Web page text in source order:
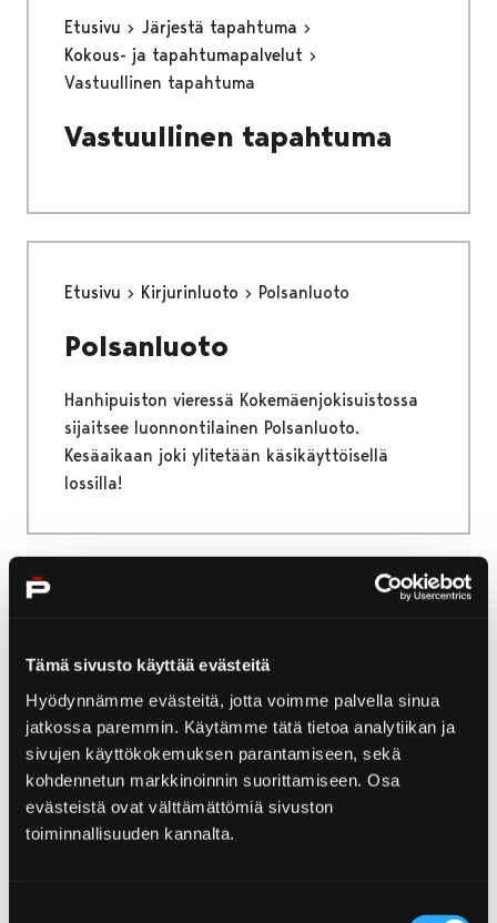
Tämä sivusto käyttää evästeitä
Hyödynnämme evästeitä, jotta voimme palvella sinua
jatkossa paremmin. Käytämme tätä tietoa analytiikan ja
sivujen käyttökokemuksen parantamiseen, sekä
kohdennetun markkinoinnin suorittamiseen. Osa
evästeistä ovat välttämättömiä sivuston
toiminnallisuuden kannalta.
Etusivu
Järjestä tapahtuma
Kokous- ja tapahtumapalvelut
Vastuullinen tapahtuma
Vastuullinen tapahtuma
Etusivu Kirjurinluoto Polsanluoto
Polsanluoto
Hanhipuiston vieressä Kokemäenjokisuistossa
sijaitsee luonnontilainen Polsanluoto.
Kesäaikaan joki ylitetään käsikäyttöisellä
lossilla!
Veneretket ja risteilyt
Maankohoamisen luoma, koko ajan muuttuva
Porin saaristoluonto avautuu parhaiten
veneellä kulkevalle. Porin edustan saaristo on
uloimmilta osiltaan pääosin rakentamatonta